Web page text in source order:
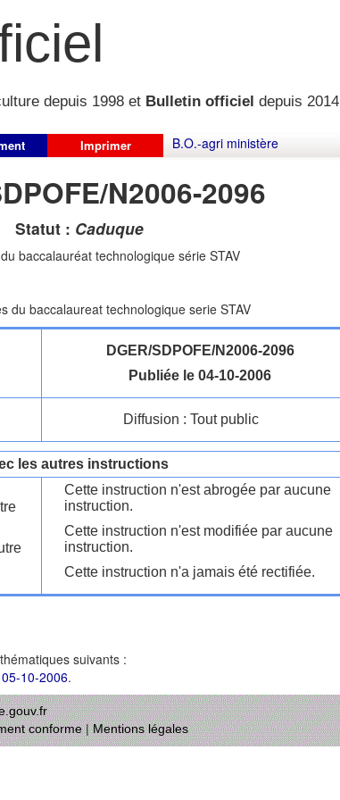
depuis 1998 et Bulletin officiel depuis 2014
Imprimer B.O.-agri ministère
N2006-2096
Statut : Caduque
baccalauréat technologique série STAV
du baccalaureat technologique serie STAV
DGER/SDPOFE/N2006-2096
Publiée le 04-10-2006
Diffusion : Tout public
les autres instructions
Cette instruction n'est abrogée par aucune
instruction.
Cette instruction n'est modifiée par aucune
instruction.
Cette instruction n'a jamais été rectifiée.
suivants :
05-10-2006.
conforme|Mentions légales